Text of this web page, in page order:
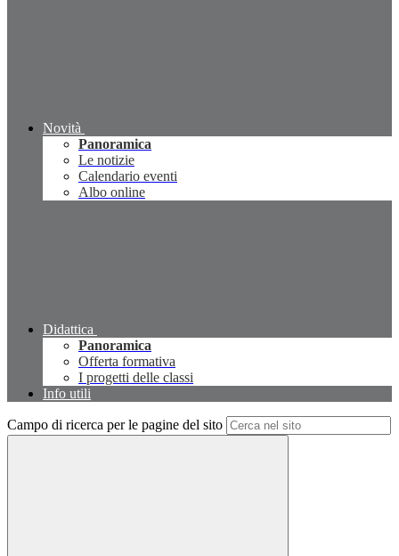
Novità
Panoramica
Le notizie
Calendario eventi
Albo online
Didattica
Panoramica
Offerta formativa
I progetti delle classi
Info utili
Campo di ricerca per le pagine del sito